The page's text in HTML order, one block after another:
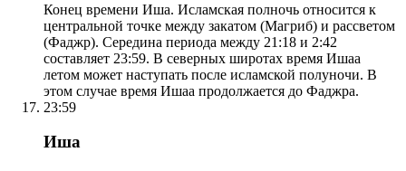
Конец времени Иша. Исламская полночь относится к
центральной точке между закатом (Магриб) и рассветом
(Фаджр). Середина периода между 21:18 и 2:42
составляет 23:59. В северных широтах время Ишаа
летом может наступать после исламской полуночи. В
этом случае время Ишаа продолжается до Фаджра.
23:59
Иша